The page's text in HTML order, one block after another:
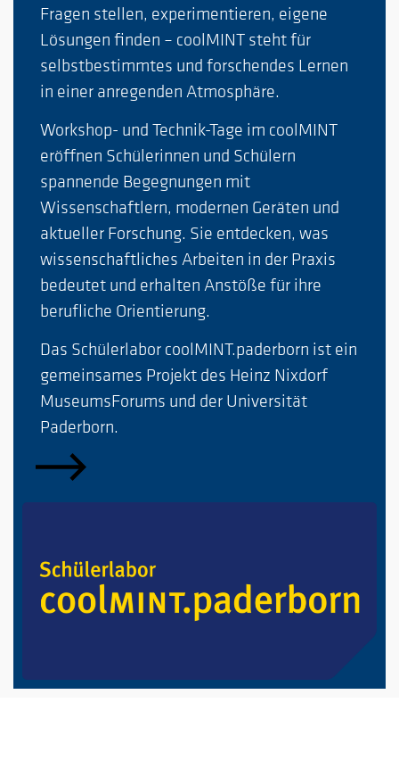
Fragen stellen, experimentieren, eigene
Lösungen finden – coolMINT steht für
selbstbestimmtes und forschendes Lernen
in einer anregenden Atmosphäre.
Workshop- und Technik-Tage im coolMINT
eröffnen Schülerinnen und Schülern
spannende Begegnungen mit
Wissenschaftlern, modernen Geräten und
aktueller Forschung. Sie entdecken, was
wissenschaftliches Arbeiten in der Praxis
bedeutet und erhalten Anstöße für ihre
berufliche Orientierung.
Das Schülerlabor coolMINT.paderborn ist ein
gemeinsames Projekt des Heinz Nixdorf
MuseumsForums und der Universität
Paderborn.